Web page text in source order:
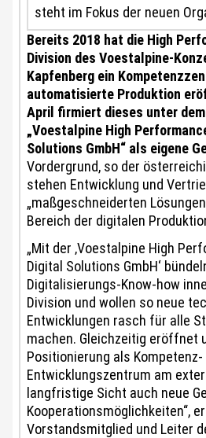
steht im Fokus der neuen
Bereits 2018 hat die High
Division des Voestalpine-
Kapfenberg ein
automatisierte Produktion
April firmiert dieses unter dem
„Voestalpine High
Solutions GmbH“ als eigene
Vordergrund, so der
stehen Entwicklung und
„maßgeschneiderten
Bereich der digitalen
„Mit der ‚Voestalpine High
Digital Solutions GmbH‘
Digitalisierungs-Know-how
Division und wollen so neue
Entwicklungen rasch für alle
machen. Gleichzeitig eröffnet
Positionierung als Kompetenz-
Entwicklungszentrum am
langfristige Sicht auch neue
Kooperationsmöglichkeiten“,
Vorstandsmitglied und Leiter